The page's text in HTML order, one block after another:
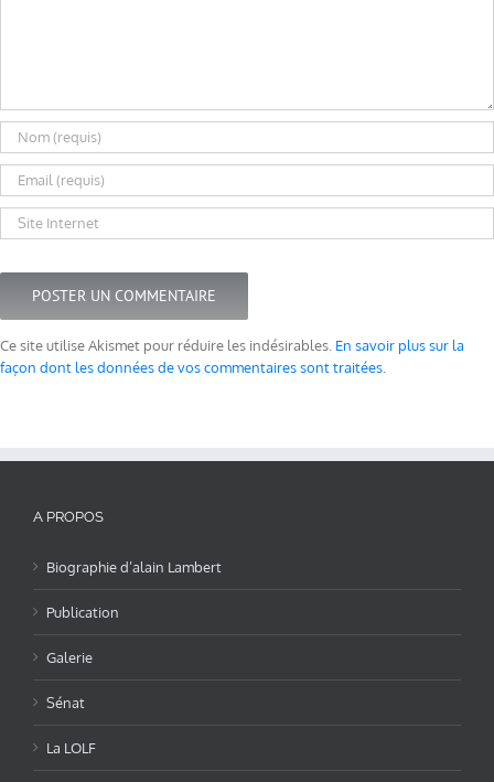
Ce site utilise Akismet pour réduire les indésirables. En savoir plus sur la
façon dont les données de vos commentaires sont traitées
A PROPOS
Biographie d’alain Lambert
Publication
Galerie
Sénat
La LOLF